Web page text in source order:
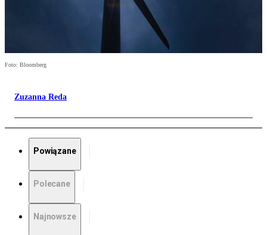
Foto: Bloomberg
Zuzanna Reda
Powiązane
Polecane
Najnowsze